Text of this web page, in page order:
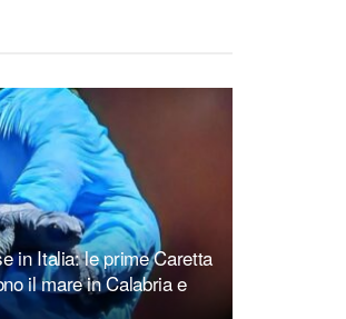
in Italia: le prime Caretta
il mare in Calabria e